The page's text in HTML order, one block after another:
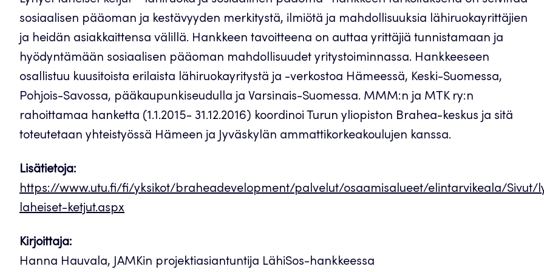
sosiaalisen pääoman ja kestävyyden merkitystä, ilmiötä ja mahdollisuuksia lähiruokayrittäjien
ja heidän asiakkaittensa välillä. Hankkeen tavoitteena on auttaa yrittäjiä tunnistamaan ja
hyödyntämään sosiaalisen pääoman mahdollisuudet yritystoiminnassa. Hankkeeseen
osallistuu kuusitoista erilaista lähiruokayritystä ja -verkostoa Hämeessä, Keski-Suomessa,
Pohjois-Savossa, pääkaupunkiseudulla ja Varsinais-Suomessa. MMM:n ja MTK ry:n
rahoittamaa hanketta (1.1.2015- 31.12.2016) koordinoi Turun yliopiston Brahea-keskus ja sitä
toteutetaan yhteistyössä Hämeen ja Jyväskylän ammattikorkeakoulujen kanssa.
Lisätietoja:
https://www.utu.fi/fi/yksikot/braheadevelopment/palvelut/osaamisalueet/elintarvikeala/Sivut/
laheiset-ketjut.aspx
Kirjoittaja:
Hanna Hauvala, JAMKin projektiasiantuntija LähiSos-hankkeessa